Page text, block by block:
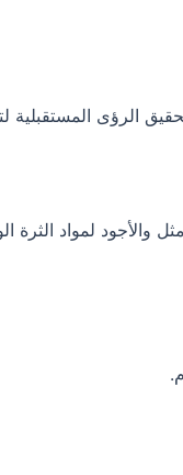
الرؤى المستقبلية
لمواد الثرة